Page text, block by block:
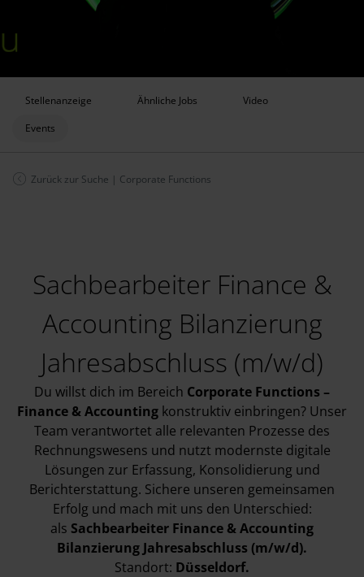
Stellenanzeige Ähnliche Jobs
Video
Events
Zurück zur Suche | Corporate Functions
Sachbearbeiter Finance &
Accounting Bilanzierung
Jahresabschluss (m/w/d)
Du willst dich im Bereich Corporate Functions –
Finance & Accounting konstruktiv einbringen? Unser
Team verantwortet alle relevanten Prozesse des
Rechnungswesens und nutzt modernste digitale
Lösungen zur Erfassung, Konsolidierung und
Berichterstattung. Sichere unseren gemeinsamen
Erfolg und mach mit uns den Unterschied:
als Sachbearbeiter Finance & Accounting
Bilanzierung Jahresabschluss (m/w/d).
Standort: Düsseldorf.